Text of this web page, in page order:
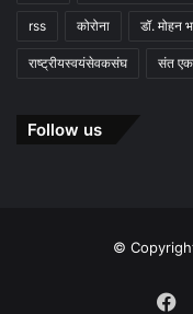
rss कोरोना डॉ. मोहन
राष्ट्रीयस्वयंसेवकसंघ संत
Follow us
©